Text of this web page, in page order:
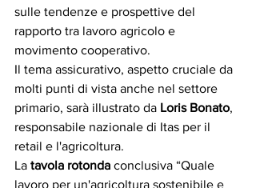
sulle tendenze e prospettive del
rapporto tra lavoro agricolo e
movimento cooperativo.
Il tema assicurativo, aspetto cruciale da
molti punti di vista anche nel settore
primario, sarà illustrato da Loris Bonato,
responsabile nazionale di Itas per il
retail e l'agricoltura.
La tavola rotonda conclusiva “Quale
lavoro per un'agricoltura sostenibile e